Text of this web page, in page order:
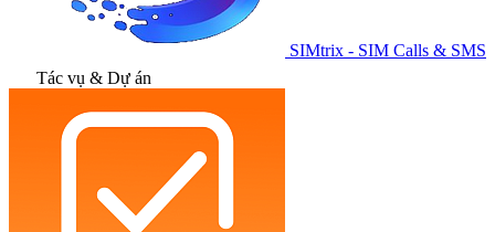
SIMtrix - SIM Calls & SMS
Tác vụ & Dự án